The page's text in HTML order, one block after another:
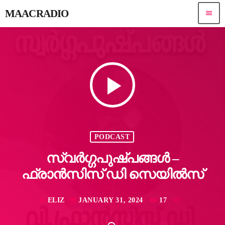
MAACRADIO menu
play_arrow
PODCAST
സ്വർഗ്ഗപുഷ്പങ്ങൾ –
ഫ്രാൻസിസ് ഡി സെയിൽസ്
mic ELIZ today JANUARY 31, 2024 17